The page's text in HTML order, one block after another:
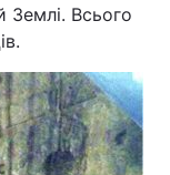
Землі. Всього